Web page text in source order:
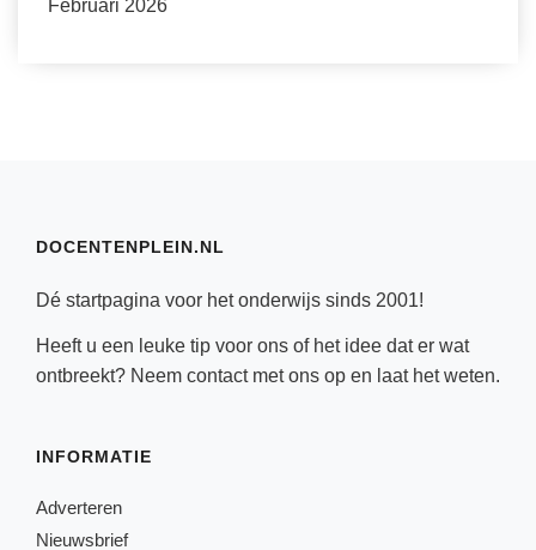
Februari 2026
DOCENTENPLEIN.NL
Dé startpagina voor het onderwijs sinds 2001!
Heeft u een leuke tip voor ons of het idee dat er wat
ontbreekt? Neem contactmet ons op en laat het weten.
INFORMATIE
Adverteren
Nieuwsbrief